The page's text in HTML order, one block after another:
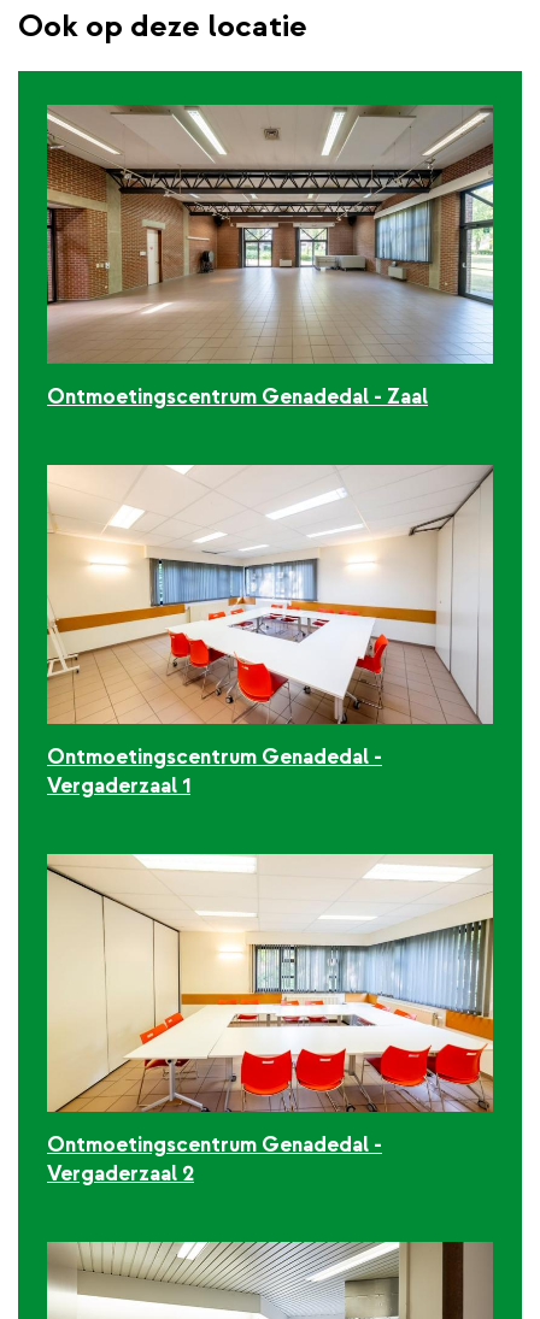
Ook op deze locatie
Ontmoetingscentrum Genadedal - Zaal
Ontmoetingscentrum Genadedal -
Vergaderzaal 1
Ontmoetingscentrum Genadedal -
Vergaderzaal 2